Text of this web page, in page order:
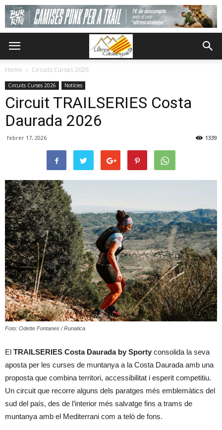
Home Circuits Curses 2026
Circuits Curses 2026 Notícies
Circuit TRAILSERIES Costa
Daurada 2026
febrer 17, 2026 1339
Foto: Odette Fontanes / Runatica
El TRAILSERIES Costa Daurada by Sporty consolida la seva
aposta per les curses de muntanya a la Costa Daurada amb una
proposta que combina territori, accessibilitat i esperit competitiu.
Un circuit que recorre alguns dels paratges més emblemàtics del
sud del país, des de l’interior més salvatge fins a trams de
muntanya amb el Mediterrani com a teló de fons.